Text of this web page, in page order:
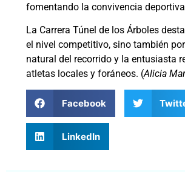
fomentando la convivencia
La Carrera Túnel de los Árboles
el nivel competitivo, sino también
natural del recorrido y la entusiasta
atletas locales y foráneos. (Alicia
Facebook
LinkedIn